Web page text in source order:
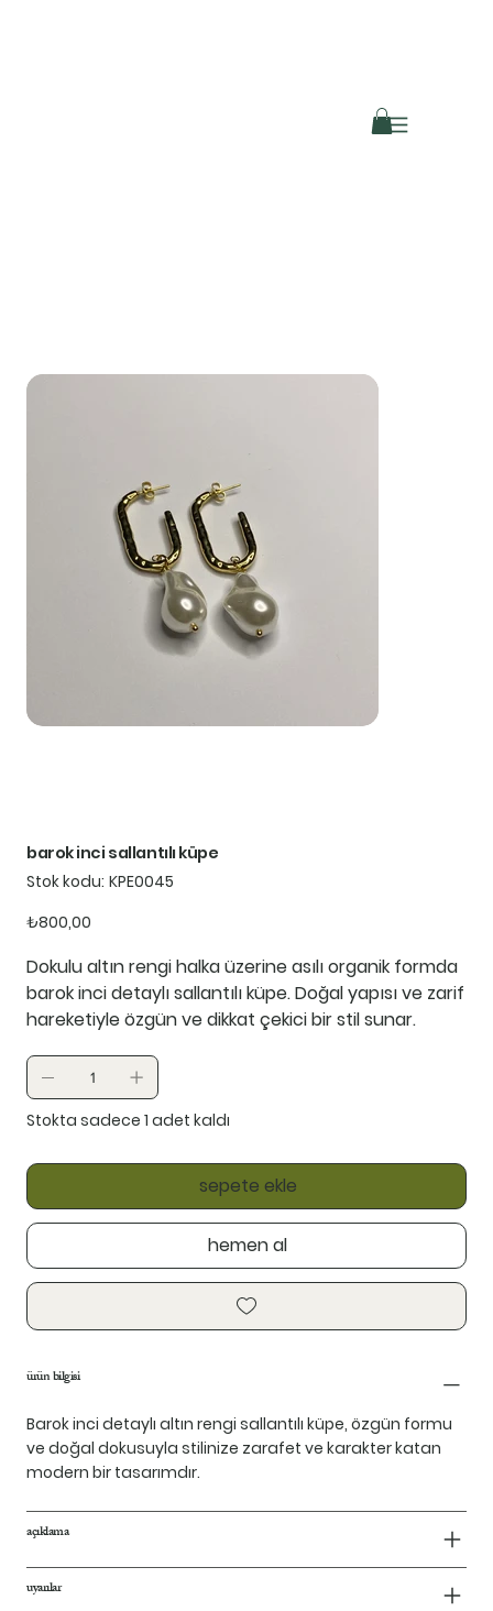
barok inci sallantılı küpe
Stok kodu: Stok
kodu:
KPE0045
Fiyat
₺800,00
Dokulu altın rengi halka üzerine asılı organik formda
barok inci detaylı sallantılı küpe. Doğal yapısı ve zarif
hareketiyle özgün ve dikkat çekici bir stil sunar.
Stokta sadece 1 adet kaldı
sepete ekle
hemen al
ürün bilgisi
Barok inci detaylı altın rengi sallantılı küpe, özgün formu
ve doğal dokusuyla stilinize zarafet ve karakter katan
modern bir tasarımdır.
açıklama
uyarılar